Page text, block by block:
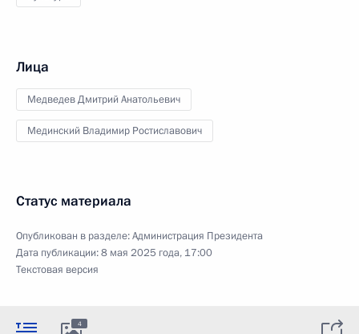
Лица
Медведев Дмитрий Анатольевич
Мединский Владимир Ростиславович
Статус материала
Опубликован в разделе:Администрация Президента
Дата публикации:8 мая 2025 года, 17:00
Текстовая версия
4